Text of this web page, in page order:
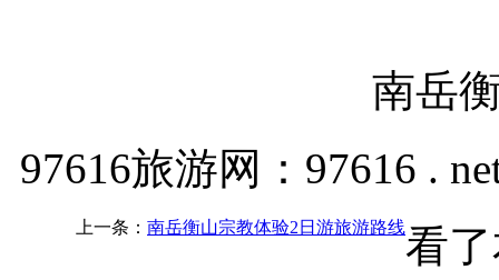
南岳
97616旅游网：97616 .
上一条： 南岳衡山宗教体验2日游旅游路线看